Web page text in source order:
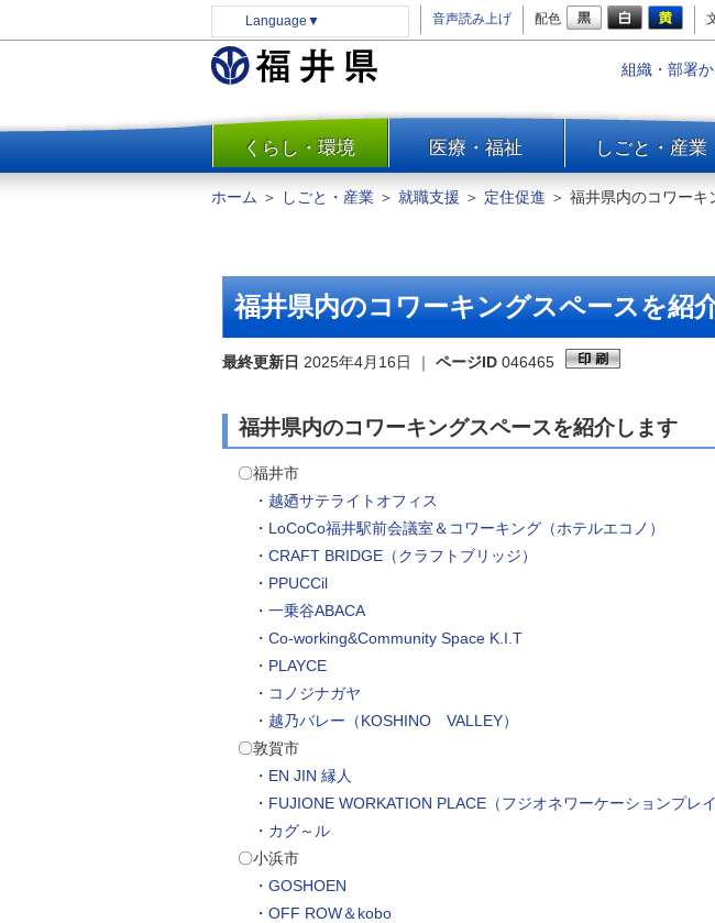
Language ▼ 音声読み上げ 配色
組織・部署
一覧
くらし・環境 医療・福祉 しごと・産業
防災
水道・エネルギー
住まい・土地
環境問題・廃棄物対策・リサ
イクル
まちづくり
交通・道路
河川・砂防・港湾
ホーム ＞ しごと・産業 ＞ 就職支援 ＞ 定住促進 ＞ 福井県内のコワーキ
福井県内のコワーキングスペースを紹
最終更新日 2025年4月16日 ｜ ページID 046465
福井県内のコワーキングスペースを紹介します
〇福井市
・ 越廼サテライトオフィス
・ LoCoCo福井駅前会議室＆コワーキング（ホテルエコノ）
・ CRAFT BRIDGE（クラフトブリッジ）
・ PPUCCil
・ 一乗谷ABACA
・ Co-working&Community Space K.I.T
・ PLAYCE
・ コノジナガヤ
・ 越乃バレー（KOSHINO VALLEY）
〇敦賀市
・ EN JIN 縁人
・ FUJIONE WORKATION PLACE（フジオネワーケーションプレイ
・ カグ～ル
〇小浜市
・ GOSHOEN
・ OFF ROW＆kobo